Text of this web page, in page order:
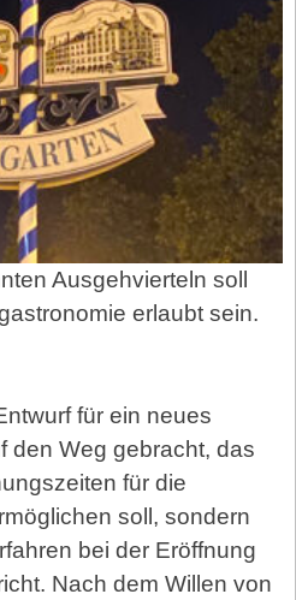
Ausgehvierteln soll
erlaubt sein.
für ein neues
den Weg gebracht, das
für die
soll, sondern
bei der Eröffnung
Nach dem Willen von